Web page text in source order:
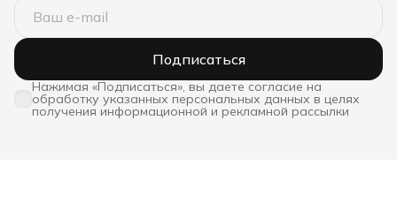
Подписаться
Нажимая «Подписаться», вы даете согласие на
обработку указанных персональных данных в целях
получения информационной и рекламной рассылки